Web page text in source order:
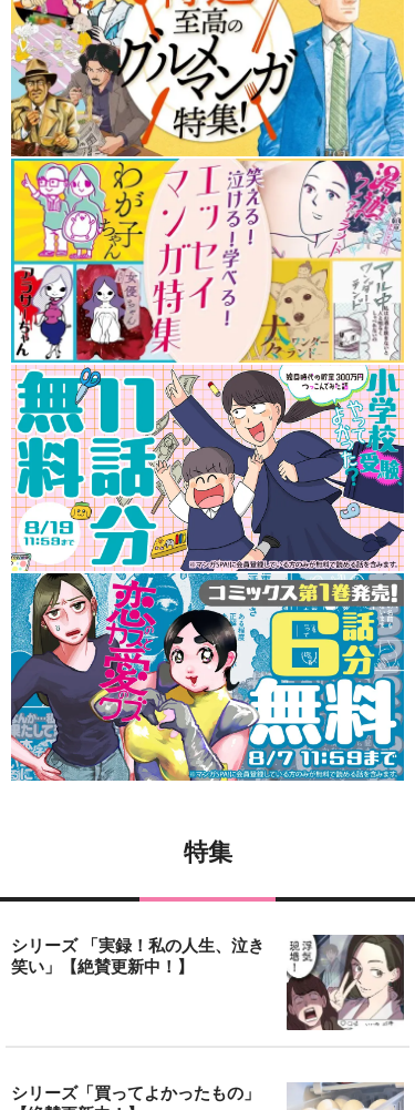
特集
シリーズ 「実録！私の人生、泣き
笑い」【絶賛更新中！】
シリーズ「買ってよかったもの」